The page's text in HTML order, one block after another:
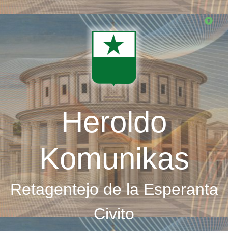
Skip
Heroldo
Komunikas
Retagentejo de la Esperanta
Civito